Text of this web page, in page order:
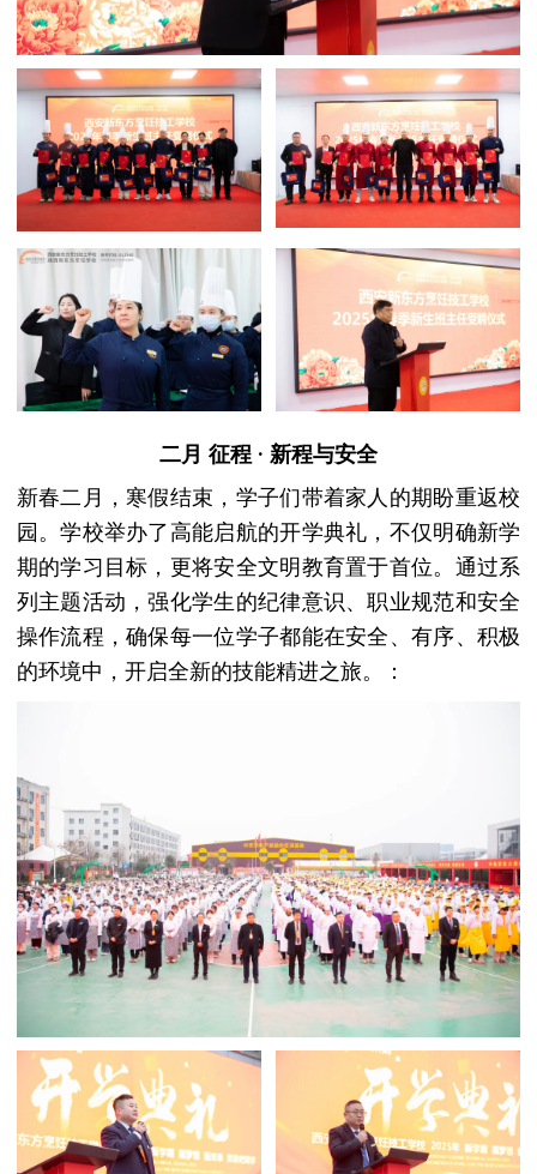
二月 征程 · 新程与安全
新春二月，寒假结束，学子们带着家人的期盼重返校
园。学校举办了高能启航的开学典礼，不仅明确新学
期的学习目标，更将安全文明教育置于首位。通过系
列主题活动，强化学生的纪律意识、职业规范和安全
操作流程，确保每一位学子都能在安全、有序、积极
的环境中，开启全新的技能精进之旅。：